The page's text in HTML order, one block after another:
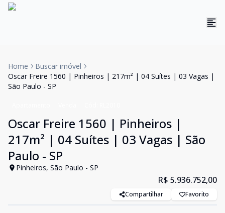
Home
Buscar imóvel
Oscar Freire 1560 | Pinheiros | 217m² | 04 Suítes | 03 Vagas |
São Paulo - SP
Oscar Freire 1560 | Pinheiros |
217m² | 04 Suítes | 03 Vagas | São
Paulo - SP
Pinheiros, São Paulo - SP
R$ 5.936.752,00
Compartilhar Favorito